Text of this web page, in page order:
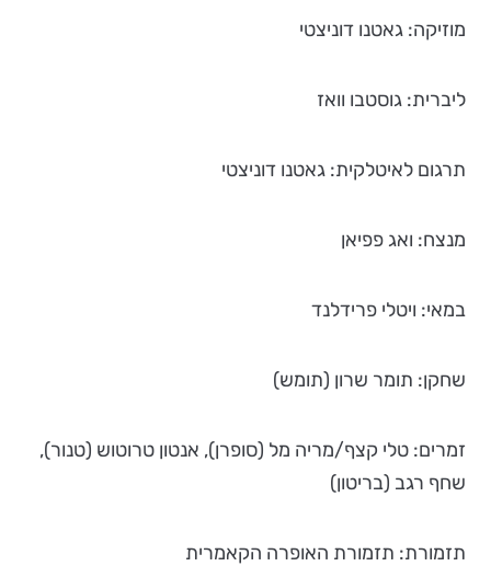
מוזיקה: גאטנו דוניצטי
ליברית: גוסטבו וואז
תרגום לאיטלקית: גאטנו דוניצטי
מנצח: ואג פפיאן
במאי: ויטלי פרידלנד
שחקן: תומר שרון (תומש)
זמרים: טלי קצף/מריה מל (סופרן), אנטון טרוטוש (טנור),
שחף רגב (בריטון)
תזמורת: תזמורת האופרה הקאמרית